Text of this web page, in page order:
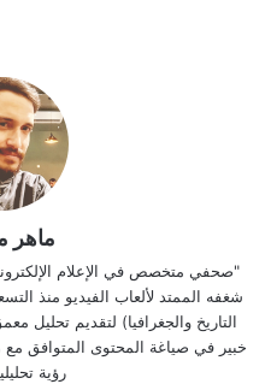
ماهر
شغفه الممتد لألعاب الفيديو منذ
التاريخ والجغرافيا) لتقديم تحليل
خبير في صياغة المحتوى المتوافق مع
رؤية